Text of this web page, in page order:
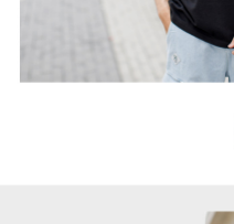
１．透過由恩沛科技股份有限公司
易，需依本服務之必要範圍內提供
２．關於個人資料處理事宜，請瀏
３．未成年的使用者請事先徵得法
４．使用「AFTEE先享後付」時
每筆NT$120，滿NT$3,000(含